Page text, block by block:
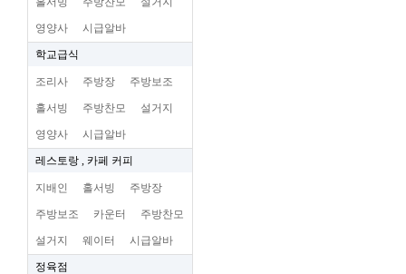
영양사 시급알바
학교급식
조리사 주방장 주방보조
홀서빙 주방찬모 설거지
영양사 시급알바
레스토랑 , 카페 커피
지배인 홀서빙 주방장
주방보조 카운터 주방찬모
설거지 웨이터 시급알바
정육점